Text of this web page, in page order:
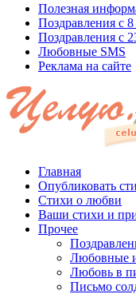
Полезная
Поздравления с 8
Поздравления с
Любовные SMS
Реклама на сайте
Главная
Опубликовать
Стихи о любви
Ваши стихи и
Прочее
Любовные
Любовь в
Письмо